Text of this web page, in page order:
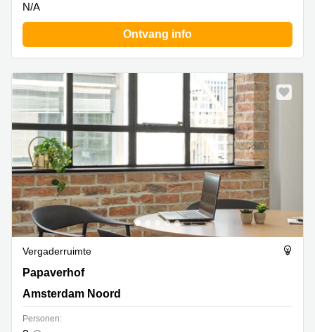
N/A
Ontvang info
Vergaderruimte
Papaverhof 58-59, Amsterdam Noord
Papaverhof
Amsterdam Noord
Personen: